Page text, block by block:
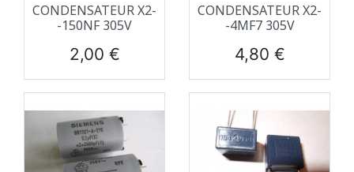
CONDENSATEUR X2-
-150NF 305V
Prix
2,00 €
CONDENSATEUR X2-
-4ΜF7 305V
Prix
4,80 €